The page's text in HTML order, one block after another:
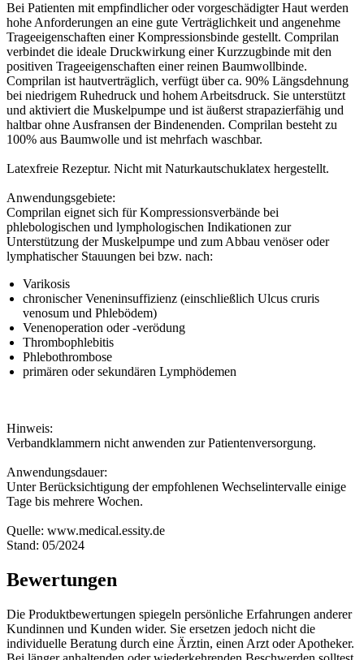
Bei Patienten mit empfindlicher oder vorgeschädigter Haut werden
hohe Anforderungen an eine gute Verträglichkeit und angenehme
Trageeigenschaften einer Kompressionsbinde gestellt. Comprilan
verbindet die ideale Druckwirkung einer Kurzzugbinde mit den
positiven Trageeigenschaften einer reinen Baumwollbinde.
Comprilan ist hautverträglich, verfügt über ca. 90% Längsdehnung
bei niedrigem Ruhedruck und hohem Arbeitsdruck. Sie unterstützt
und aktiviert die Muskelpumpe und ist äußerst strapazierfähig und
haltbar ohne Ausfransen der Bindenenden. Comprilan besteht zu
100% aus Baumwolle und ist mehrfach waschbar.
Latexfreie Rezeptur. Nicht mit Naturkautschuklatex hergestellt.
Anwendungsgebiete:
Comprilan eignet sich für Kompressionsverbände bei
phlebologischen und lymphologischen Indikationen zur
Unterstützung der Muskelpumpe und zum Abbau venöser oder
lymphatischer Stauungen bei bzw. nach:
Varikosis
chronischer Veneninsuffizienz (einschließlich Ulcus cruris
venosum und Phlebödem)
Venenoperation oder -verödung
Thrombophlebitis
Phlebothrombose
primären oder sekundären Lymphödemen
Hinweis:
Verbandklammern nicht anwenden zur Patientenversorgung.
Anwendungsdauer:
Unter Berücksichtigung der empfohlenen Wechselintervalle einige
Tage bis mehrere Wochen.
Quelle: www.medical.essity.de
Stand: 05/2024
Bewertungen
Die Produktbewertungen spiegeln persönliche Erfahrungen anderer
Kundinnen und Kunden wider. Sie ersetzen jedoch nicht die
individuelle Beratung durch eine Ärztin, einen Arzt oder Apotheker.